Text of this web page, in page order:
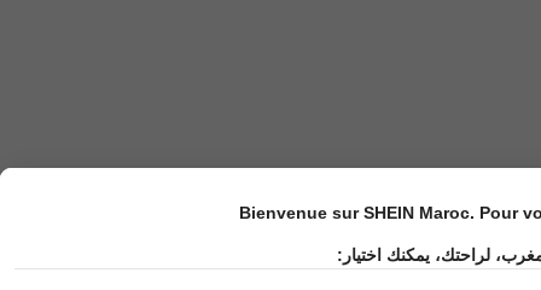
Bienvenue sur SHEIN Maroc. Pour
لراحتك، يمكنك اختيار: